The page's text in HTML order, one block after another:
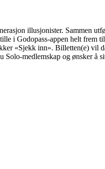
illusjonister. Sammen
i Godopass-appen helt
«Sjekk inn». Billetten(e)
Solo-medlemskap og ønsker